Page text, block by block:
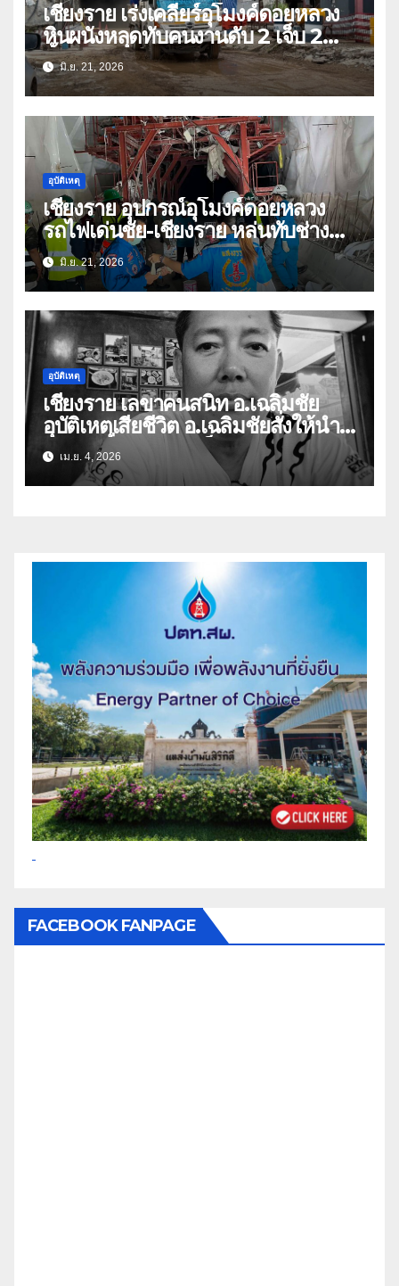
เชียงราย เร่งเคลียร์อุโมงค์ดอยหลวง
หินผนังหลุดทับคนงานดับ 2 เจ็บ 2
ทั้งหมดล้วนคนกาญจนบุรี-เมียนมา
มิ.ย. 21, 2026
อุบัติเหตุ
เชียงราย อุปกรณ์อุโมงค์ดอยหลวง
รถไฟเด่นชัย-เชียงราย หล่นทับช่าง
เสียชีวิต 2 ราย สาหัส 2
มิ.ย. 21, 2026
อุบัติเหตุ
เชียงราย เลขาคนสนิท อ.เฉลิมชัย
อุบัติเหตุเสียชีวิต อ.เฉลิมชัยสั่งให้นำ
ร่างเผาที่วัดร่องขุ่นเป็นศพแรก
เม.ย. 4, 2026
FACEBOOK FANPAGE